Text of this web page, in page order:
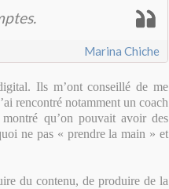
Marina Chiche
Ils m’ont conseillé de me
rencontré notamment un coach
qu’on pouvait avoir des
ne pas « prendre la main » et
du contenu, de produire de la